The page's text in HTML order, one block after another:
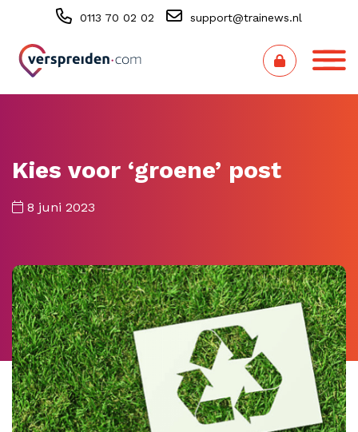
0113 70 02 02 support@trainews.nl
Kies voor ‘groene’ post
8 juni 2023